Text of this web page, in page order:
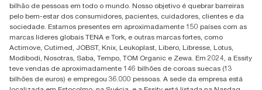
bilhão de pessoas em todo o mundo. Nosso objetivo é quebrar barreiras
pelo bem-estar dos consumidores, pacientes, cuidadores, clientes e da
sociedade. Estamos presentes em aproximadamente 150 países com as
marcas líderes globais TENA e Tork, e outras marcas fortes, como
Actimove, Cutimed, JOBST, Knix, Leukoplast, Libero, Libresse, Lotus,
Modibodi, Nosotras, Saba, Tempo, TOM Organic e Zewa. Em 2024, a Essity
teve vendas de aproximadamente 146 bilhões de coroas suecas (13
bilhões de euros) e empregou 36.000 pessoas. A sede da empresa está